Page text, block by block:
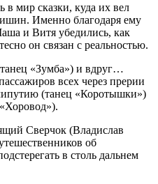
в мир сказки, куда их вел
Именно благодаря ему
и Витя убедились, как
он связан с реальностью.
«Зумба») и вдруг…
всех через прерии
(танец «Коротышки»)
Сверчок (Владислав
об
в столь дальнем